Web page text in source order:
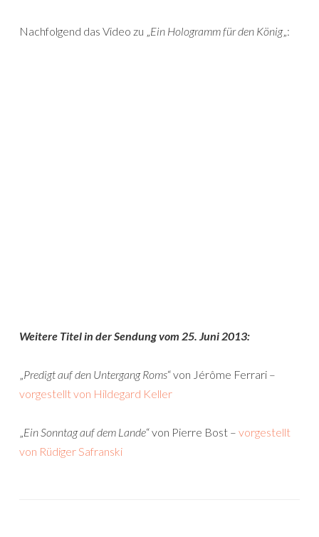
Nachfolgend das Video zu „Ein Hologramm für den König„:
Weitere Titel in der Sendung vom 25. Juni 2013:
„Predigt auf den Untergang Roms“ von Jérôme Ferrari –
vorgestellt von Hildegard Keller
„Ein Sonntag auf dem Lande“ von Pierre Bost – vorgestellt
von Rüdiger Safranski